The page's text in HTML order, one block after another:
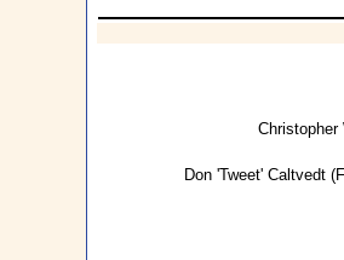
Christopher
Don 'Tweet' Caltvedt